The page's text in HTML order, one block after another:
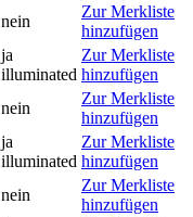
nein
Zur Merkliste
hinzufügen
ja
illuminated
Zur Merkliste
hinzufügen
nein
Zur Merkliste
hinzufügen
ja
illuminated
Zur Merkliste
hinzufügen
nein
Zur Merkliste
hinzufügen